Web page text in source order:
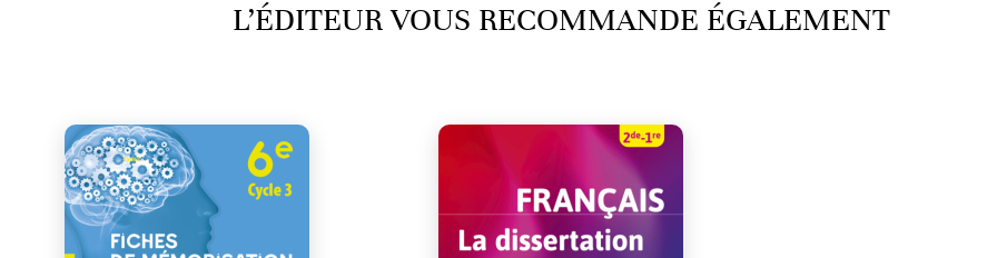
L’ÉDITEUR VOUS RECOMMANDE ÉGALEMENT